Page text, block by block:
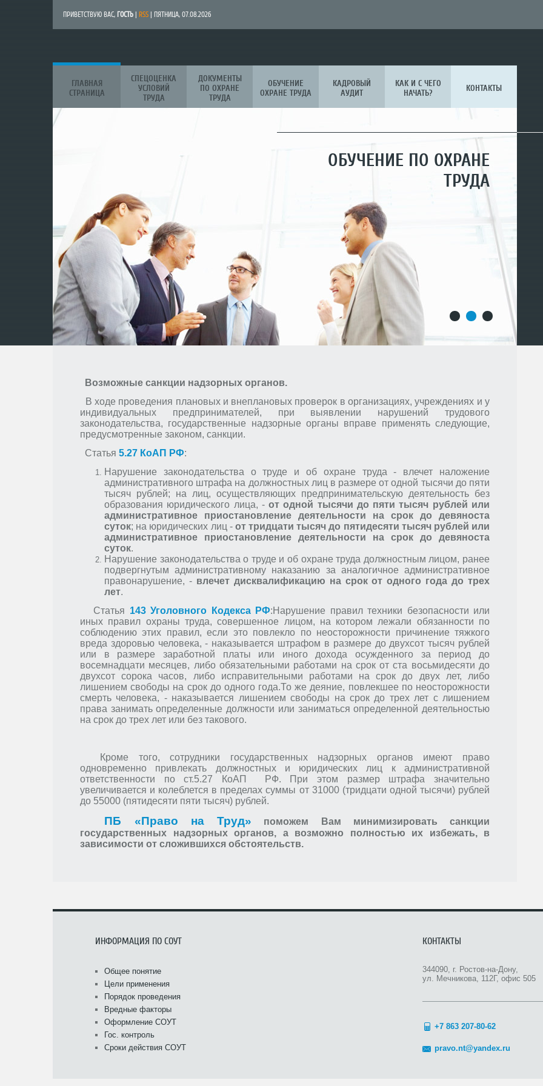
ПРИВЕТСТВУЮ ВАС, ГОСТЬ RSS | ПЯТНИЦА, 07.08.2026
ГЛАВНАЯ
СТРАНИЦА
СПЕЦОЦЕНКА
УСЛОВИЙ
ТРУДА
ДОКУМЕНТЫ
ПО ОХРАНЕ
ТРУДА
ОБУЧЕНИЕ
ОХРАНЕ ТРУДА
КАДРОВЫЙ
АУДИТ
КАК И С ЧЕГО
НАЧАТЬ?
КОНТАКТЫ
СПЕЦОЦЕНКА УСЛОВИЙ
ТРУДА
ОБУЧЕНИЕ ПО ОХРАНЕ
ТРУДА
КАДРОВЫЙ АУДИТ
Возможные санкции надзорных органов.
В ходе проведения плановых и внеплановых проверок в организациях, учреждениях и у
индивидуальных предпринимателей, при выявлении нарушений трудового
законодательства, государственные надзорные органы вправе применять следующие,
предусмотренные законом, санкции.
Статья 5.27 КоАП РФ:
Нарушение законодательства о труде и об охране труда - влечет наложение
административного штрафа на должностных лиц в размере от одной тысячи до пяти
тысяч рублей; на лиц, осуществляющих предпринимательскую деятельность без
образования юридического лица, -от одной тысячи до пяти тысяч рублей или
административное приостановление деятельности на срок до девяноста
суток; на юридических лиц - от тридцати тысяч до пятидесяти тысяч рублей или
административное приостановление деятельности на срок до девяноста
суток.
Нарушение законодательства о труде и об охране труда должностным лицом, ранее
подвергнутым административному наказанию за аналогичное административное
правонарушение, - влечет дисквалификацию на срок от одного года до трех
лет.
Статья 143 Уголовного Кодекса РФ: Нарушение правил техники безопасности или
иных правил охраны труда, совершенное лицом, на котором лежали обязанности по
соблюдению этих правил, если это повлекло по неосторожности причинение тяжкого
вреда здоровью человека, - наказывается штрафом в размере до двухсот тысяч рублей
или в размере заработной платы или иного дохода осужденного за период до
восемнадцати месяцев, либо обязательными работами на срок от ста восьмидесяти до
двухсот сорока часов, либо исправительными работами на срок до двух лет, либо
лишением свободы на срок до одного года.То же деяние, повлекшее по неосторожности
смерть человека, - наказывается лишением свободы на срок до трех лет с лишением
права занимать определенные должности или заниматься определенной деятельностью
на срок до трех лет или без такового.
Кроме того, сотрудники государственных надзорных органов имеют право
одновременно привлекать должностных и юридических лиц к административной
ответственности по ст.5.27 КоАП
РФ. При этом размер штрафа значительно
увеличивается и колеблется в пределах суммы от 31000 (тридцати одной тысячи) рублей
до 55000 (пятидесяти пяти тысяч) рублей.
ПБ «Право на Труд»
поможем Вам минимизировать санкции
государственных надзорных органов, а возможно полностью их избежать, в
зависимости от сложившихся обстоятельств.
ИНФОРМАЦИЯ ПО СОУТ
Общее понятие
Цели применения
Порядок проведения
Вредные факторы
Оформление СОУТ
Гос. контроль
Сроки действия СОУТ
КОНТАКТЫ
344090, г. Ростов-на-Дону,
ул. Мечникова, 112Г, офис 505
+7 863 207-80-62
pravo.nt@yandex.ru